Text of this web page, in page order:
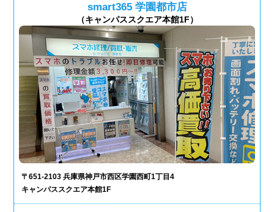
smart365 学園都市店
（キャンパススクエア本館1F）
〒651-2103 兵庫県神戸市西区学園西町1丁目4
キャンパススクエア本館1F